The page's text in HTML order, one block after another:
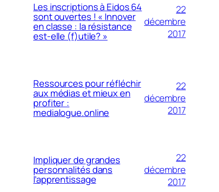
Les inscriptions à Eidos 64
sont ouvertes ! « Innover
en classe : la résistance
est-elle (f)utile? »
22
décembre
2017
Ressources pour réfléchir
aux médias et mieux en
profiter :
medialogue.online
22
décembre
2017
Impliquer de grandes
personnalités dans
l’apprentissage
22
décembre
2017